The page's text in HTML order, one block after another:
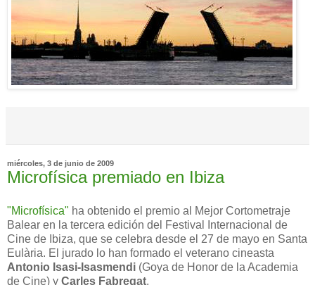
miércoles, 3 de junio de 2009
Microfísica premiado en Ibiza
"Microfísica" ha obtenido el premio al Mejor Cortometraje
Balear en la tercera edición del Festival Internacional de
Cine de Ibiza, que se celebra desde el 27 de mayo en Santa
Eulària. El jurado lo han formado el veterano cineasta
Antonio Isasi-Isasmendi (Goya de Honor de la Academia
de Cine) y Carles Fabregat.